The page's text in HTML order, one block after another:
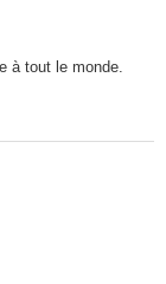
à tout le monde.